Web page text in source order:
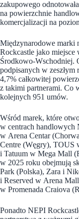
zakupowego
na powierzchnie
komercjalizacji na
Międzynarodowe marki
Rockcastle jako
Środkowo-Wschodniej.
podpisanych w
4,7% całkowitej
z takimi partnerami. Co
kolejnych 951 umów.
Wśród marek, które
w centrach handlowych
w Arena Centar
Centre (Węgry), TOUS
i Tatuum w Mega Mall
w 2025 roku obejmują
Park (Polska), Zara i
i Reserved w Arena
w Promenada Craiova
Ponadto NEPI